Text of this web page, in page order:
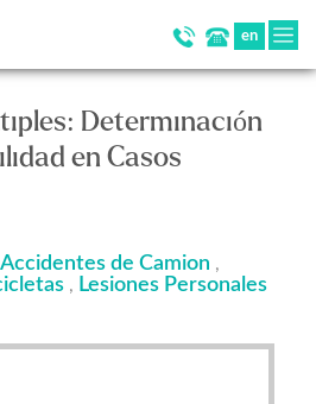
en
Determinación
en Casos
Accidentes de Camion ,
, Lesiones Personales